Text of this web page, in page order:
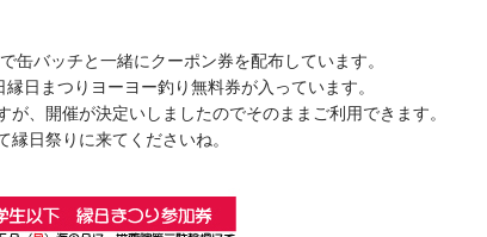
缶バッチと一緒にクーポン券を配布しています。
日まつりヨーヨー釣り無料券が入っています。
、開催が決定いしましたのでそのままご利用できます。
日祭りに来てくださいね。